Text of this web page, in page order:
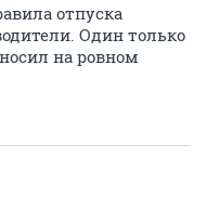
отпуска
Один только
на ровном